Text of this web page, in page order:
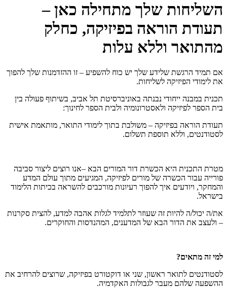
השליחות שלך מתחילה כאן –
תעודת הוראה בפיזיקה, כחלק
מהתואר וללא עלות
אם תמיד הרגשת שלידע שלך יש כוח להשפיע – זו ההזדמנות שלך להפוך
את לימודי הפיזיקה לשליחות.
תכנית במבנה ייחודי נבנתה באוניברסיטת תל אביב, בשיתוף פעולה בין
בית הספר לפיזיקה ולאסטרונומיה ולבית הספר לחינוך:
תעודת הוראה בפיזיקה – משולבת בתוך לימודי התואר, מותאמת אישית
לסטודנטים, וללא תוספת תשלום.
מטרת התכנית היא הכשרת דור המורים הבא –אנו רוצים ליצור סביבה
פורייה עבור הכשרה של מורים לפיזיקה, המגיעים מתוך עולם המדע
והמחקר, ויודעים איך להפוך רעיונות מורכבים להשראה בכיתות הלימוד
בישראל.
את/ה יכול/ה להיות זה שעוזר לתלמיד לגלות אהבה למדע, להצית סקרנות
– ולעצב את הדור הבא של המדענים, המהנדסות והחוקרים.
למי זה מתאים?
לסטודנטים לתואר ראשון, שני או דוקטורט בפיזיקה, שרוצים להרחיב את
ההשפעה שלהם מעבר לגבולות האקדמיה.